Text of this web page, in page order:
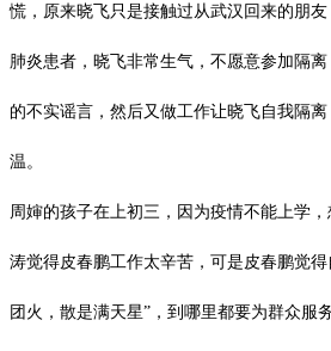
慌，原来晓飞只是接触过从武汉回来的朋
肺炎患者，晓飞非常生气，不愿意参加隔
的不实谣言，然后又做工作让晓飞自我隔
温。
周婶的孩子在上初三，因为疫情不能上学
涛觉得皮春鹏工作太辛苦，可是皮春鹏觉得
团火，散是满天星”，到哪里都要为群众服